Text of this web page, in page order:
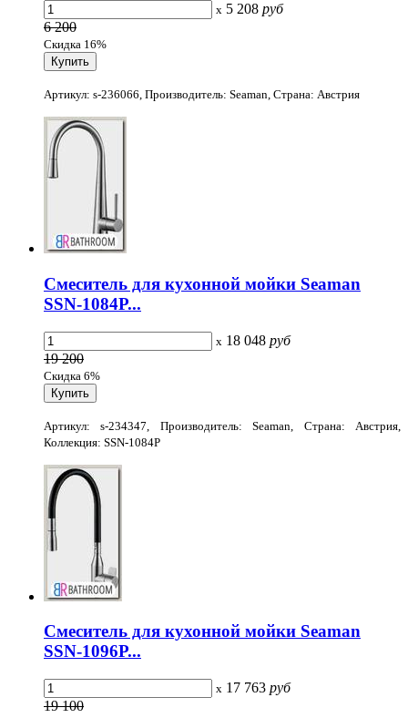
x 5 208 руб
6 200
Скидка 16%
Артикул: s-236066, Производитель: Seaman, Страна: Австрия
Смеситель для кухонной мойки Seaman
SSN-1084P...
x 18 048 руб
19 200
Скидка 6%
Артикул: s-234347, Производитель: Seaman, Страна: Австрия,
Коллекция: SSN-1084P
Смеситель для кухонной мойки Seaman
SSN-1096P...
x 17 763 руб
19 100